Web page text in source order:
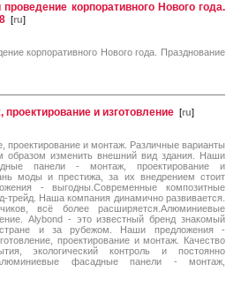
корпоративного Нового года.
[ru]
корпоративного Нового года. Празднование
и изготовление [ru]
проектирование и монтаж. Различные варианты
образом изменить внешний вид здания. Наши
панели - монтаж, проектирование и
моды и престижа, за их внедрением стоит
- выгодны.Современные композитные
трейд. Наша компания динамично развивается.
всё более расширяется.Алюминиевые
Alybond - это известный бренд знакомый
и за рубежом. Наши предложения -
проектирование и монтаж. Качество
экологический контроль и постоянно
фасадные панели - монтаж,